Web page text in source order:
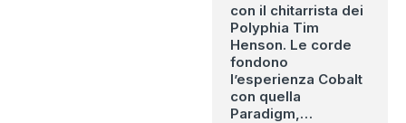
con il chitarrista dei
Polyphia Tim
Henson. Le corde
fondono
l’esperienza Cobalt
con quella
Paradigm,…